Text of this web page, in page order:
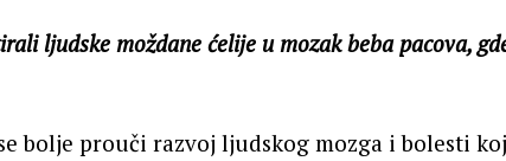
ljudske moždane ćelije u mozak beba pacova,
bolje prouči razvoj ljudskog mozga i bolesti